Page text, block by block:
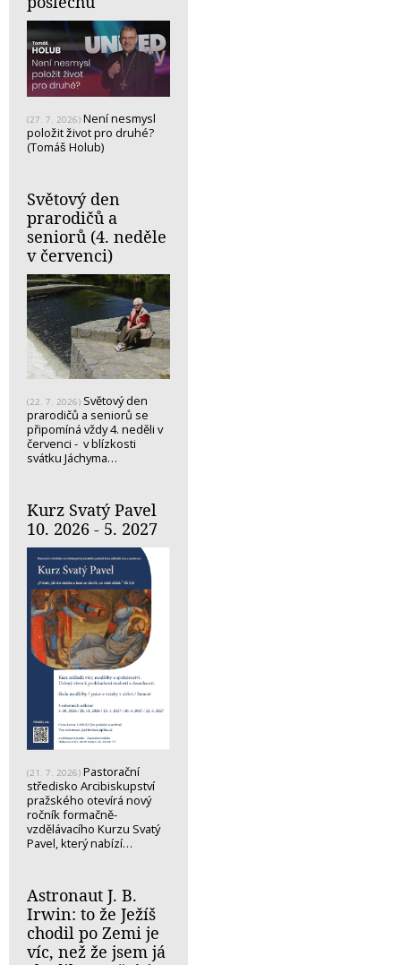
(27. 7. 2026) Není nesmysl
položit život pro druhé?
(Tomáš Holub)
Světový den
prarodičů a
seniorů (4. neděle
v červenci)
(22. 7. 2026) Světový den
prarodičů a seniorů se
připomíná vždy 4. neděli v
červenci - v blízkosti
svátku Jáchyma…
Kurz Svatý Pavel
10. 2026 - 5. 2027
(21. 7. 2026) Pastorační
středisko Arcibiskupství
pražského otevírá nový
ročník formačně-
vzdělávacího Kurzu Svatý
Pavel, který nabízí…
Astronaut J. B.
Irwin: to že Ježíš
chodil po Zemi je
víc, než že jsem já